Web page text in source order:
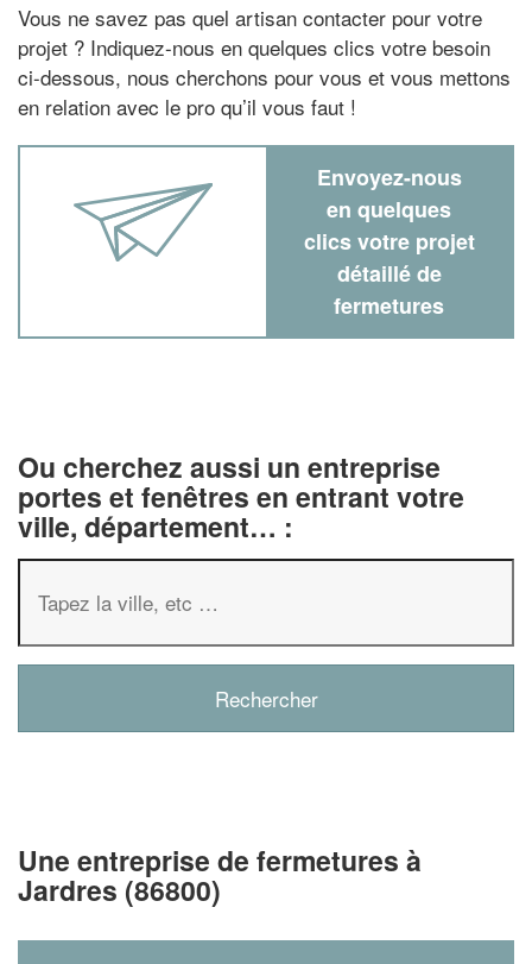
Vous ne savez pas quel artisan contacter pour votre
projet ? Indiquez-nous en quelques clics votre besoin
ci-dessous, nous cherchons pour vous et vous mettons
en relation avec le pro qu’il vous faut !
Envoyez-nous
en quelques
clics votre projet
détaillé de
fermetures
Ou cherchez aussi un entreprise
portes et fenêtres en entrant votre
ville, département… :
Une entreprise de fermetures à
Jardres (86800)
✕
Vous êtes